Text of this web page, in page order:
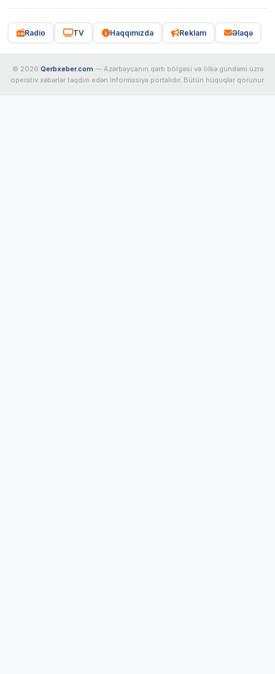
Radio TV Haqqımızda Reklam Əlaqə
© 2026 Qerbxeber.com — Azərbaycanın qərb bölgəsi və ölkə gündəmi üzrə
operativ xəbərlər təqdim edən informasiya portalıdır. Bütün hüquqlar qorunur.